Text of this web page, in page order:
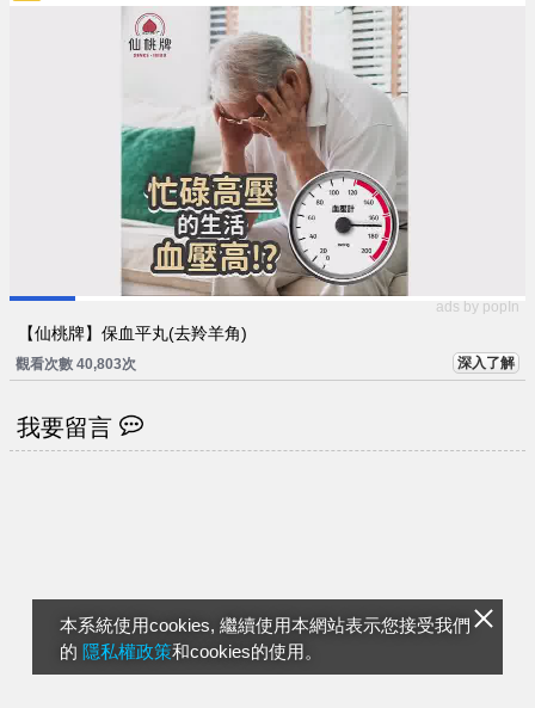
本系統使用cookies, 繼續使用本網站表示您接受我們
的 隱私權政策和cookies的使用。
ads by popIn
【仙桃牌】保血平丸(去羚羊角)
觀看次數 40,803次 深入了解
我要留言